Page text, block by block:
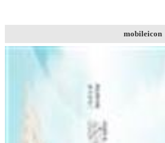
mobileicon